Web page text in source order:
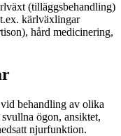
(tilläggsbehandling)
kärlväxlingar
hård medicinering,
behandling av olika
ögon, ansiktet,
njurfunktion.